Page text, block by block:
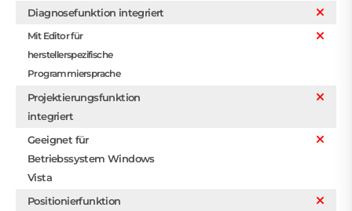
Diagnosefunktion integriert
Mit Editor für
herstellerspezifische
Programmiersprache
Projektierungsfunktion
integriert
Geeignet für
Betriebssystem Windows
Vista
Positionierfunktion